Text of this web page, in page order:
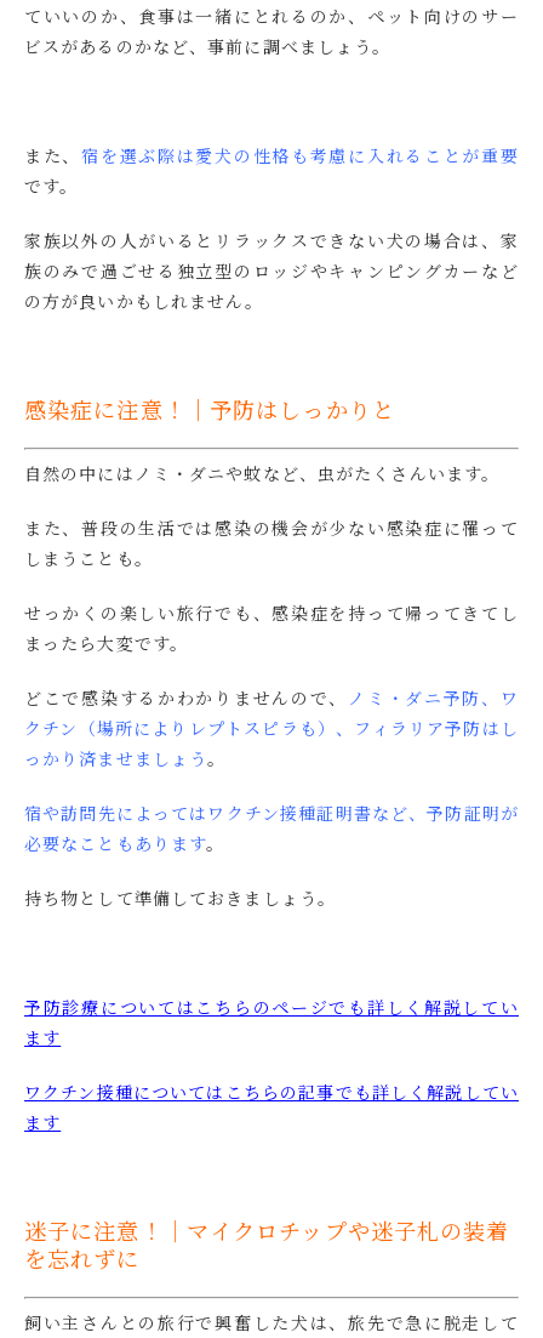
ていいのか、食事は一緒にとれるのか、ペット向けのサー
ビスがあるのかなど、事前に調べましょう。
また、宿を選ぶ際は愛犬の性格も考慮に入れることが重要
です。
家族以外の人がいるとリラックスできない犬の場合は、家
族のみで過ごせる独立型のロッジやキャンピングカーなど
の方が良いかもしれません。
感染症に注意！｜予防はしっかりと
自然の中にはノミ・ダニや蚊など、虫がたくさんいます。
また、普段の生活では感染の機会が少ない感染症に罹って
しまうことも。
せっかくの楽しい旅行でも、感染症を持って帰ってきてし
まったら大変です。
どこで感染するかわかりませんので、 ノミ・ダニ予防、ワ
クチン（場所によりレプトスピラも）、フィラリア予防はし
っかり済ませましょう。
宿や訪問先によってはワクチン接種証明書など、予防証明が
必要なこともあります。
持ち物として準備しておきましょう。
予防診療についてはこちらのページでも詳しく解説してい
ます
ワクチン接種についてはこちらの記事でも詳しく解説してい
ます
迷子に注意！｜マイクロチップや迷子札の装着
を忘れずに
飼い主さんとの旅行で興奮した犬は、旅先で急に脱走して